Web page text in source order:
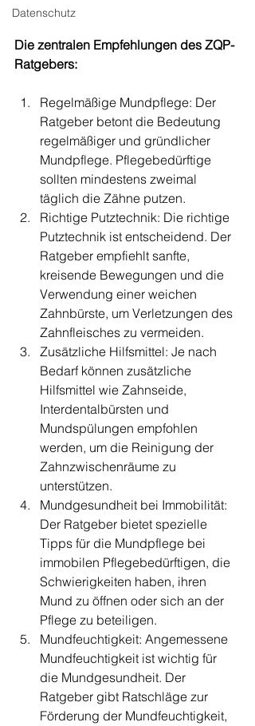
Datenschutz
Die zentralen Empfehlungen des ZQP-
Ratgebers:
Regelmäßige Mundpflege: Der
Ratgeber betont die Bedeutung
regelmäßiger und gründlicher
Mundpflege. Pflegebedürftige
sollten mindestens zweimal
täglich die Zähne putzen.
Richtige Putztechnik: Die richtige
Putztechnik ist entscheidend. Der
Ratgeber empfiehlt sanfte,
kreisende Bewegungen und die
Verwendung einer weichen
Zahnbürste, um Verletzungen des
Zahnfleisches zu vermeiden.
Zusätzliche Hilfsmittel: Je nach
Bedarf können zusätzliche
Hilfsmittel wie Zahnseide,
Interdentalbürsten und
Mundspülungen empfohlen
werden, um die Reinigung der
Zahnzwischenräume zu
unterstützen.
Mundgesundheit bei Immobilität:
Der Ratgeber bietet spezielle
Tipps für die Mundpflege bei
immobilen Pflegebedürftigen, die
Schwierigkeiten haben, ihren
Mund zu öffnen oder sich an der
Pflege zu beteiligen.
Mundfeuchtigkeit: Angemessene
Mundfeuchtigkeit ist wichtig für
die Mundgesundheit. Der
Ratgeber gibt Ratschläge zur
Förderung der Mundfeuchtigkeit,